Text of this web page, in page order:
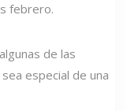
febrero.
de las
especial de una